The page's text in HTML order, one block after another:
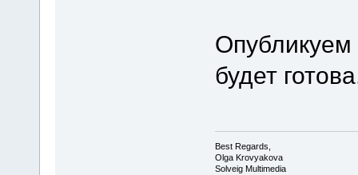
будет
Best Regards,
Olga Krovyakova
Solveig Multimedia